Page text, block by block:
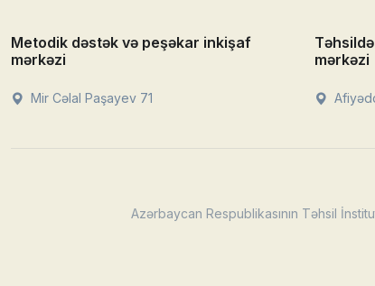
Metodik dəstək və peşəkar inkişaf
mərkəzi
Mir Cəlal Paşayev 71
mərkəzi
Azərbaycan Respublikasının Təhsil